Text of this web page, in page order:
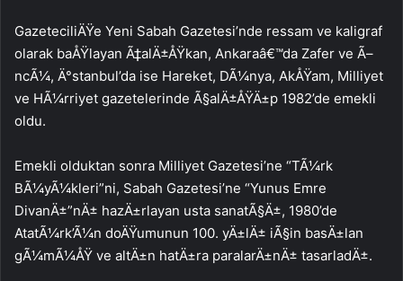
GazeteciliÄŸe Yeni Sabah Gazetesi’nde ressam ve kaligraf
olarak baÅŸlayan Ã‡alÄ±ÅŸkan, Ankaraâ€™da Zafer ve Ã–
ncÃ¼, Ä°stanbul’da ise Hareket, DÃ¼nya, AkÅŸam, Milliyet
ve HÃ¼rriyet gazetelerinde Ã§alÄ±ÅŸÄ±p 1982’de emekli
oldu.
Emekli olduktan sonra Milliyet Gazetesi’ne “TÃ¼rk
BÃ¼yÃ¼kleri”ni, Sabah Gazetesi’ne “Yunus Emre
DivanÄ±”nÄ± hazÄ±rlayan usta sanatÃ§Ä±, 1980’de
AtatÃ¼rk’Ã¼n doÄŸumunun 100. yÄ±lÄ± iÃ§in basÄ±lan
gÃ¼mÃ¼ÅŸ ve altÄ±n hatÄ±ra paralarÄ±nÄ± tasarladÄ±.